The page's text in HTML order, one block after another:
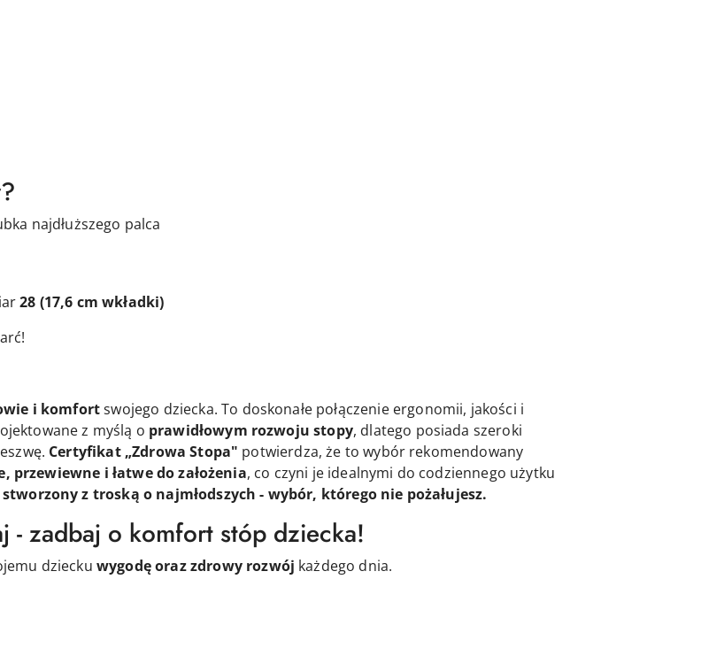
najdłuższego palca
28 (17,6 cm wkładki)
i komfortswojego dziecka. To doskonałe połączenie ergonomii, jakości i
z myślą o prawidłowym rozwoju stopy, dlatego posiada szeroki
Certyfikat „Zdrowa Stopa" potwierdza, że to wybór rekomendowany
przewiewne i łatwe do założenia, co czyni je idealnymi do codziennego użytku
z troską o najmłodszych - wybór, którego nie pożałujesz.
- zadbaj o komfort stóp dziecka!
dziecku wygodę oraz zdrowy rozwój każdego dnia.